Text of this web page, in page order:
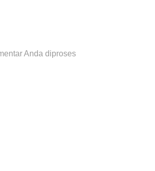
Anda diproses